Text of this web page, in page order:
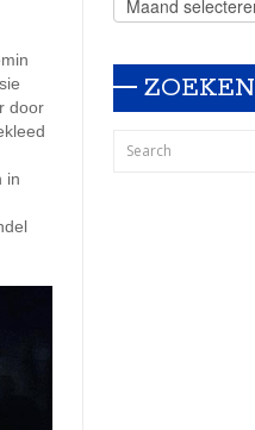
door
in
ZOEKEN